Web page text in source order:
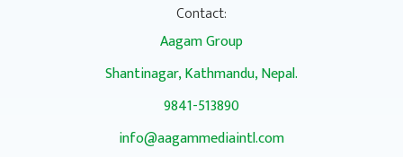
Contact:
Aagam Group
Shantinagar, Kathmandu, Nepal.
9841-513890
info@aagammediaintl.com